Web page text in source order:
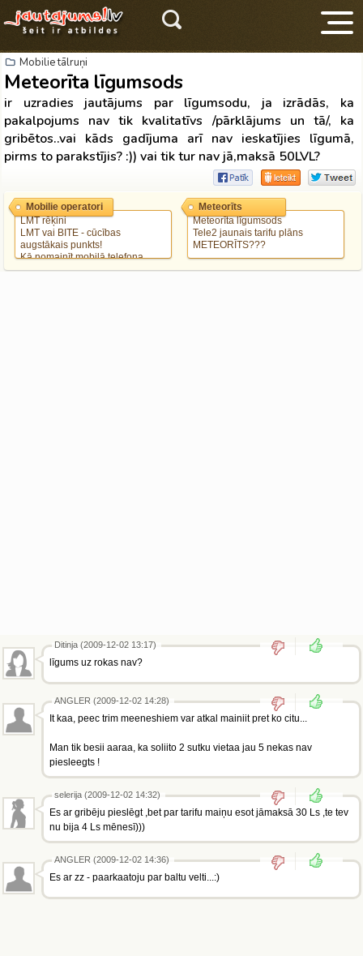
Mobilie tālruņi
Meteorīta līgumsods
ir uzradies jautājums par līgumsodu, ja izrādās, ka
pakalpojums nav tik kvalitatīvs /pārklājums un tā/, ka
gribētos..vai kāds gadījuma arī nav ieskatījies līgumā,
pirms to parakstījis? :)) vai tik tur nav jā,maksā 50LVL?
LMT rēķini
LMT vai BITE - cūcības
augstākais punkts!
Kā nomainīt mobilā telefona
numuru, ja ir pieslēgums un cik
Mobilie operatori
Meteorīta līgumsods
Tele2 jaunais tarifu plāns
METEORĪTS???
Meteorīts
Ditinja (2009-12-02 13:17)
līgums uz rokas nav?
ANGLER (2009-12-02 14:28)
It kaa, peec trim meeneshiem var atkal mainiit pret ko citu...
Man tik besii aaraa, ka soliito 2 sutku vietaa jau 5 nekas nav
piesleegts !
selerija (2009-12-02 14:32)
Es ar gribēju pieslēgt ,bet par tarifu maiņu esot jāmaksā 30 Ls ,te tev
nu bija 4 Ls mēnesī)))
ANGLER (2009-12-02 14:36)
Es ar zz - paarkaatoju par baltu velti...:)